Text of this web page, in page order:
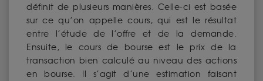
définit de plusieurs manières. Celle-ci est basée
sur ce qu’on appelle cours, qui est le résultat
entre l’étude de l’offre et de la demande.
Ensuite, le cours de bourse est le prix de la
transaction bien calculé au niveau des actions
en bourse. Il s’agit d’une estimation faisant